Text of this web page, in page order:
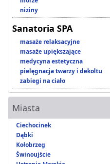
niziny
Sanatoria SPA
masaże relaksacyjne
masaże upiększające
medycyna estetyczna
pielęgnacja twarzy i dekoltu
zabiegi na ciało
Miasta
Ciechocinek
Dąbki
Kołobrzeg
Świnoujście